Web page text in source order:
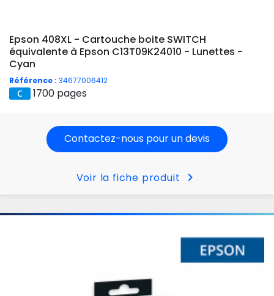
Epson 408XL - Cartouche boite SWITCH
équivalente à Epson C13T09K24010 - Lunettes -
Cyan
Référence : 34677006412
1700 pages
Contactez-nous pour un devis
Voir la fiche produit chevron_right